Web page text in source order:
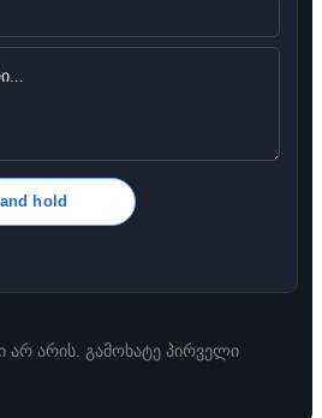
hold
არ არის. გამოხატე პირველი